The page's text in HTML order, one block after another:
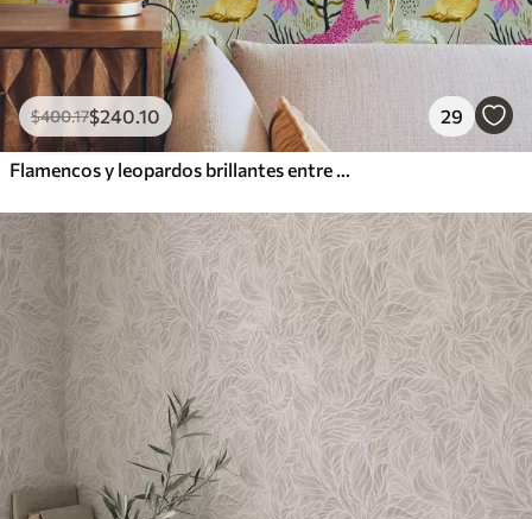
$400.17$240.10 29
Flamencos y leopardos brillantes entre plantas tropicales